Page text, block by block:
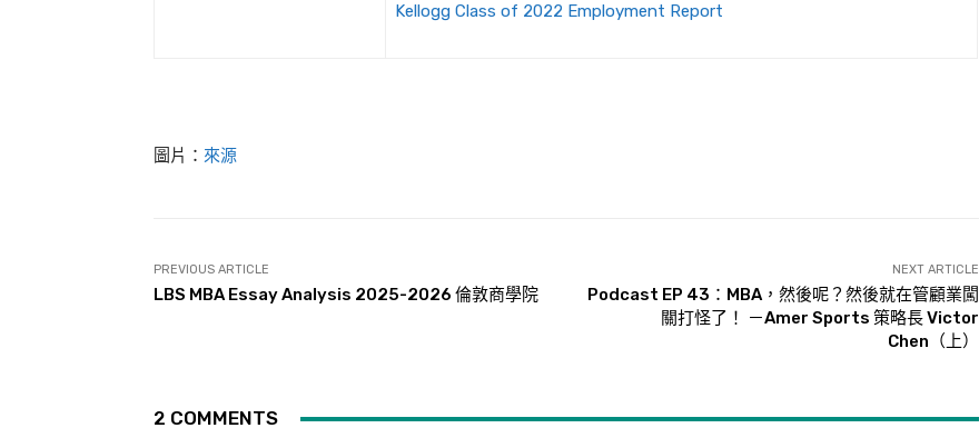
Kellogg Class of 2022 Employment Report
圖片： 來源
PREVIOUS ARTICLE
LBS MBA Essay Analysis 2025-2026 倫敦商學院
NEXT ARTICLE
Podcast EP 43：MBA，然後呢？然後就在管顧業闖
關打怪了！ －Amer Sports 策略長 Victor
Chen（上）
2 COMMENTS